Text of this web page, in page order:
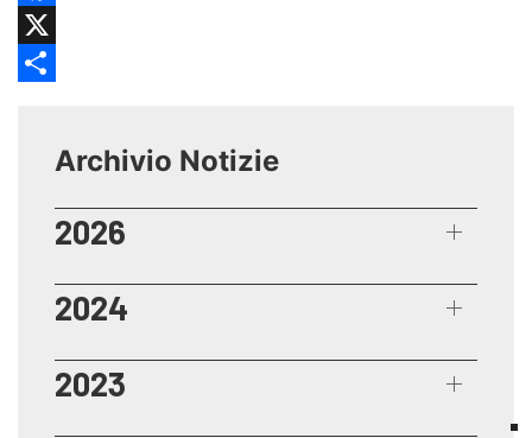
Facebook
X
Archivio Notizie
2026
2024
2023